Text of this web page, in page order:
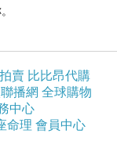
支手機詐騙
每年編列上億
?詐騙事件依
不要理它”來作
賣 比比昂代購
播網 全球購物
中心
命理 會員中心